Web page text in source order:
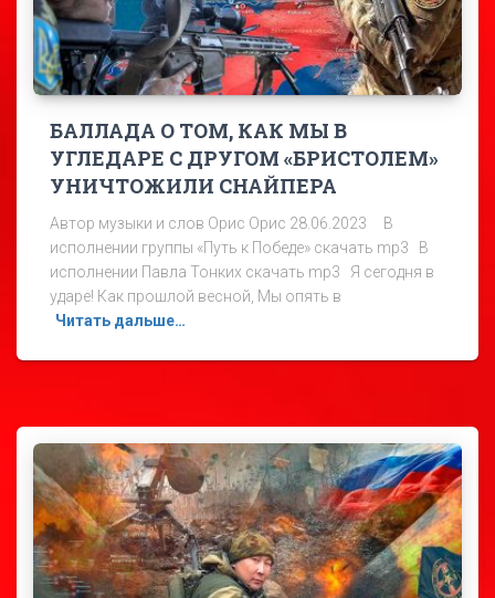
БАЛЛАДА О ТОМ, КАК МЫ В
УГЛЕДАРЕ С ДРУГОМ «БРИСТОЛЕМ»
УНИЧТОЖИЛИ СНАЙПЕРА
Автор музыки и слов Орис Орис 28.06.2023 В
исполнении группы «Путь к Победе» скачать mp3 В
исполнении Павла Тонких скачать mp3 Я сегодня в
ударе! Как прошлой весной, Мы опять в
Читать дальше…